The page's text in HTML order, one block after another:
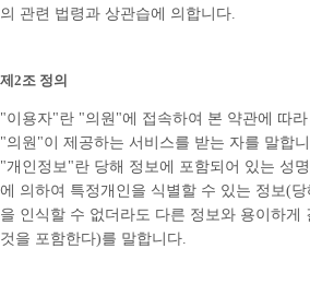
의 관련 법령과 상관습에 의합니다.
제2조 정의
"이용자"란 "의원"에 접속하여 본 약관에 따
"의원"이 제공하는 서비스를 받는 자를 말합
"개인정보"란 당해 정보에 포함되어 있는 성
에 의하여 특정개인을 식별할 수 있는 정보(
을 인식할 수 없더라도 다른 정보와 용이하게
것을 포함한다)를 말합니다.